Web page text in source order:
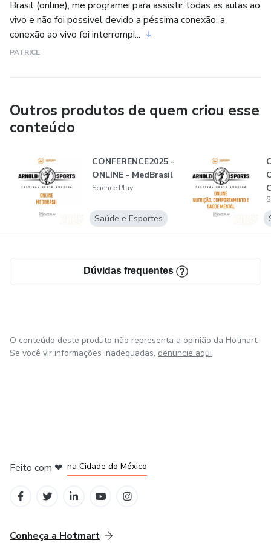
Conteúdos rápidos e dinâmicos para quem quer aprender
algo específico e rápido. - Atualização Semanal
para a aplicação na prática da conduta profissional. -
Atualização Diária
AO VIVO
10 aulas ao vivo por mês. Com ambiente interativo e
espaço para perguntas e trocas de experiências. -
Atualização Mensal
Live com Experts;
Microbiota.Club;
Brasil (online), me programei para assistir todas as aulas ao
vivo e não foi possivel devido a péssima conexão, a
conexão ao vivo foi interrompi...
PATRICE
Outros produtos de quem criou esse
conteúdo
CONFERENCE2025 -
ONLINE - MedBrasil
Science Play
Saúde e Esportes
Dúvidas frequentes
O conteúdo deste produto não representa a opinião da Hotmart.
Se você vir informações inadequadas, denuncie aqui
Feito com ❤ na Cidade do México
Conheça a Hotmart